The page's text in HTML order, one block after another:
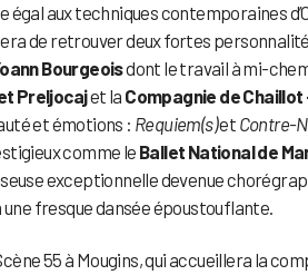
aux techniques contemporaines
de retrouver deux fortes
Bourgeoisdont le travail à mi-
Preljocajet la Compagnie de Chaillot
et émotions : Requiem(s)et Contre-
comme le Ballet National de
exceptionnelle devenue
fresque dansée époustouflante.
55 à Mougins, qui accueillera la